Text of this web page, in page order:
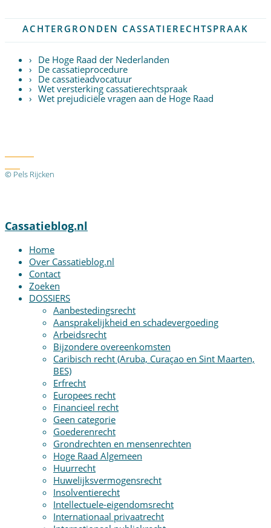
ACHTERGRONDEN CASSATIERECHTSPRAAK
De Hoge Raad der Nederlanden
De cassatieprocedure
De cassatieadvocatuur
Wet versterking cassatierechtspraak
Wet prejudiciële vragen aan de Hoge Raad
© Pels Rijcken
Cassatieblog.nl
Home
Over Cassatieblog.nl
Contact
Zoeken
DOSSIERS
Aanbestedingsrecht
Aansprakelijkheid en schadevergoeding
Arbeidsrecht
Bijzondere overeenkomsten
Caribisch recht (Aruba, Curaçao en Sint Maarten,
BES)
Erfrecht
Europees recht
Financieel recht
Geen categorie
Goederenrecht
Grondrechten en mensenrechten
Hoge Raad Algemeen
Huurrecht
Huwelijksvermogensrecht
Insolventierecht
Intellectuele-eigendomsrecht
Internationaal privaatrecht